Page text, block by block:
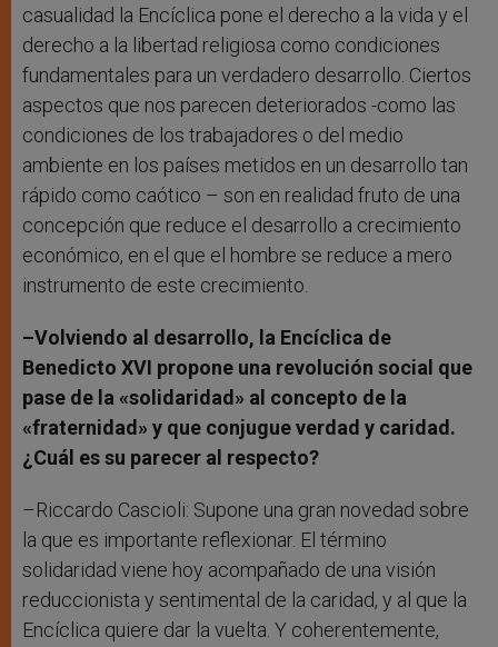
casualidad la Encíclica pone el derecho a la vida y el
derecho a la libertad religiosa como condiciones
fundamentales para un verdadero desarrollo. Ciertos
aspectos que nos parecen deteriorados -como las
condiciones de los trabajadores o del medio
ambiente en los países metidos en un desarrollo tan
rápido como caótico – son en realidad fruto de una
concepción que reduce el desarrollo a crecimiento
económico, en el que el hombre se reduce a mero
instrumento de este crecimiento.
–Volviendo al desarrollo, la Encíclica de
Benedicto XVI propone una revolución social que
pase de la «solidaridad» al concepto de la
«fraternidad» y que conjugue verdad y caridad.
¿Cuál es su parecer al respecto?
–Riccardo Cascioli: Supone una gran novedad sobre
la que es importante reflexionar. El término
solidaridad viene hoy acompañado de una visión
reduccionista y sentimental de la caridad, y al que la
Encíclica quiere dar la vuelta. Y coherentemente,